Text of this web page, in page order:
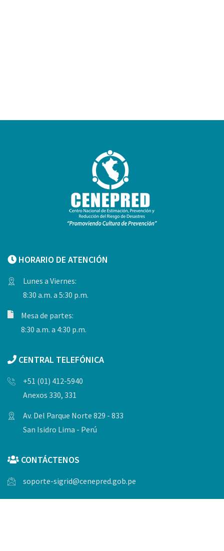
HORARIO DE ATENCIÓN
Lunes a Viernes:
8:30 a.m. a 5:30 p.m.
Mesa de partes:
8:30 a.m. a 4:30 p.m.
CENTRAL TELEFÓNICA
+51 (01) 412-5940
Anexos 330, 331
Av. Del Parque Norte 829 - 833
San Isidro Lima - Perú
CONTÁCTENOS
soporte-sigrid@cenepred.gob.pe